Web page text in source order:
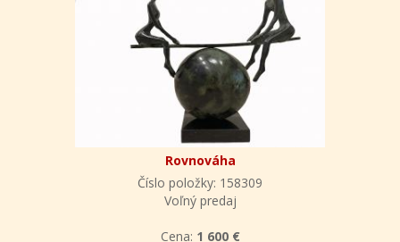
Rovnováha
Číslo položky: 158309
Voľný predaj
Cena: 1 600 €